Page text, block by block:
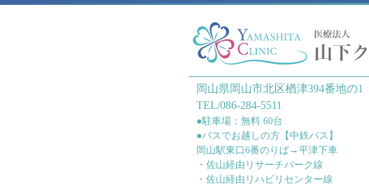
岡山県岡山市北区楢津394番地の1
TEL/086-284-5511
●駐車場：無料 60台
●バスでお越しの方【中鉄バス】
岡山駅東口6番のりば→平津下車
・佐山経由リサーチパーク線
・佐山経由リハビリセンター線